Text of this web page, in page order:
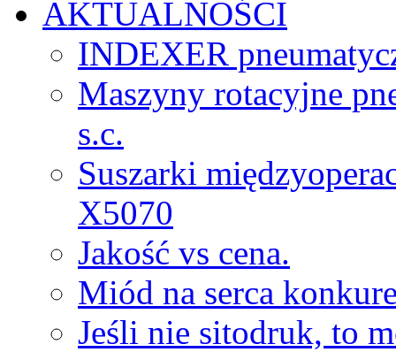
AKTUALNOŚCI
INDEXER
Maszyny rotacyjne
s.c.
Suszarki
X5070
Jakość vs cena.
Miód na serca
Jeśli nie sitodruk, to